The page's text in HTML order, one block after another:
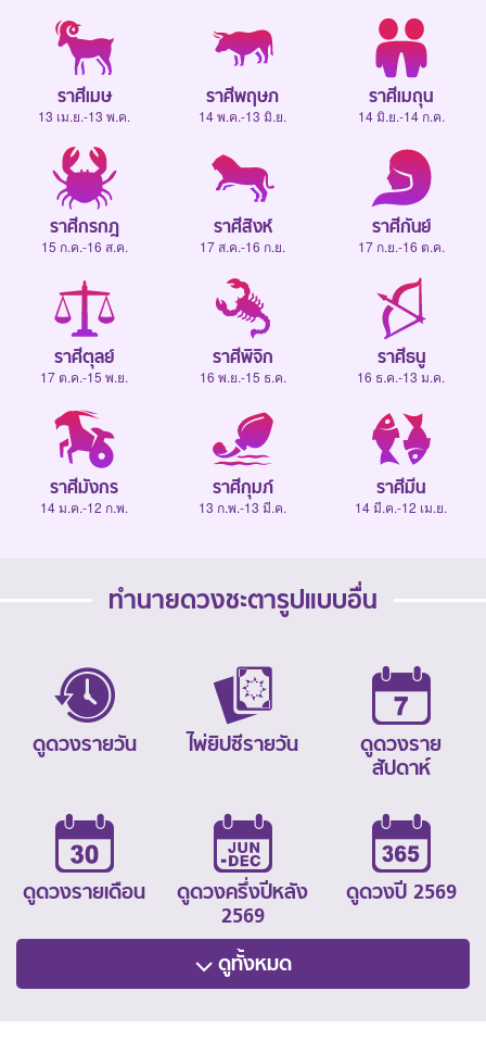
ราศีเมษ
13 เม.ย.-13 พ.ค.
ราศีพฤษภ
14 พ.ค.-13 มิ.ย.
ราศีเมถุน
14 มิ.ย.-14 ก.ค.
ราศีกรกฎ
15 ก.ค.-16 ส.ค.
ราศีสิงห์
17 ส.ค.-16 ก.ย.
ราศีกันย์
17 ก.ย.-16 ต.ค.
ราศีตุลย์
17 ต.ค.-15 พ.ย.
ราศีพิจิก
16 พ.ย.-15 ธ.ค.
ราศีธนู
16 ธ.ค.-13 ม.ค.
ราศีมังกร
14 ม.ค.-12 ก.พ.
ราศีกุมภ์
13 ก.พ.-13 มี.ค.
ราศีมีน
14 มี.ค.-12 เม.ย.
ทำนายดวงชะตารูปแบบอื่น
ดูดวงรายวัน ไพ่ยิปซีรายวัน
ดูดวงราย
สัปดาห์
ดูดวงรายเดือน
ดูดวงครึ่งปีหลัง
2569
ดูดวงปี 2569
ดูทั้งหมด